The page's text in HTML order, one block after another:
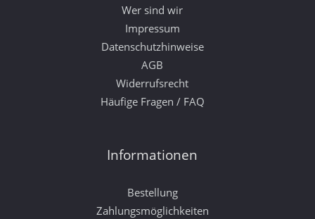
Wer sind wir
Impressum
Datenschutzhinweise
AGB
Widerrufsrecht
Häufige Fragen / FAQ
Informationen
Bestellung
Zahlungsmöglichkeiten